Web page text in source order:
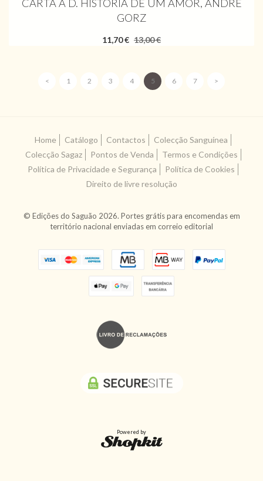
CARTA A D. HISTÓRIA DE UM AMOR, ANDRÉ
GORZ
11,70 € 13,00 €
< 1 2 3 4 5 6 7 >
Home Catálogo Contactos
Colecção Sanguínea
Colecção Sagaz
Pontos de Venda
Termos e Condições
Política de Privacidade e Segurança
Política de Cookies
Direito de livre resolução
© Edições do Saguão 2026. Portes grátis para encomendas em
território nacional enviadas em correio editorial
Powered by